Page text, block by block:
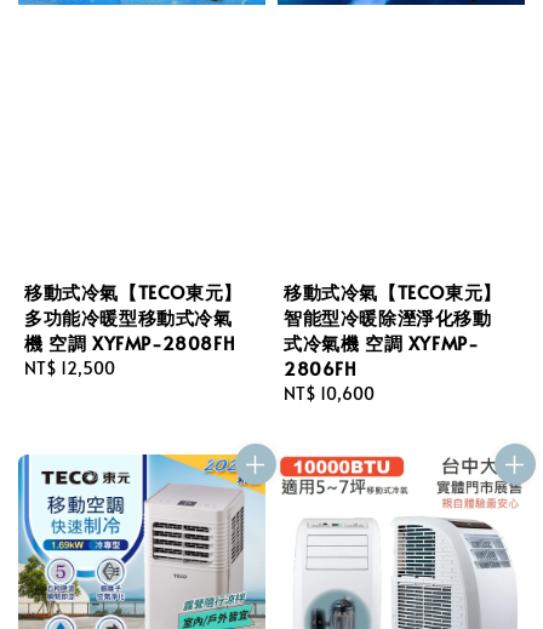
移動式冷氣【TECO東元】
多功能冷暖型移動式冷氣
機 空調 XYFMP-2808FH
Regular
NT$ 12,500
移動式冷氣【TECO東元】
智能型冷暖除溼淨化移動
式冷氣機 空調 XYFMP-
2806FH
Regular
NT$ 10,600